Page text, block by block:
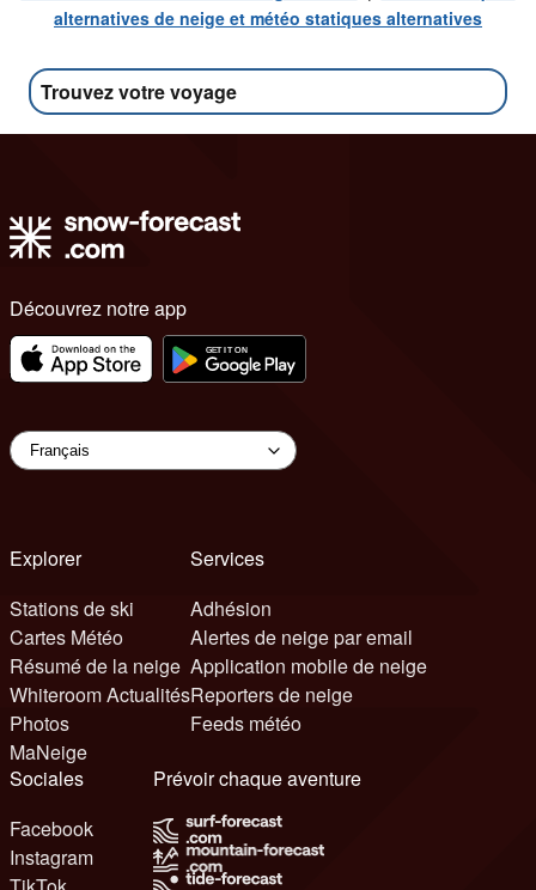
alternatives de neige et météo statiques alternatives
Trouvez votre voyage
Découvrez notre app
Explorer
Stations de ski
Cartes Météo
Résumé de la neige
Whiteroom Actualités
Photos
MaNeige
Services
Adhésion
Alertes de neige par email
Application mobile de neige
Reporters de neige
Feeds météo
Sociales
Facebook
Instagram
Prévoir chaque aventure